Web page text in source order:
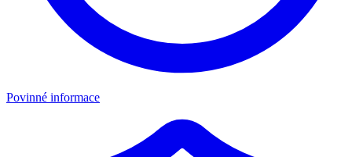
Povinné informace